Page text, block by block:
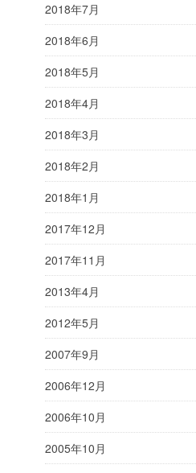
2018年7月
2018年6月
2018年5月
2018年4月
2018年3月
2018年2月
2018年1月
2017年12月
2017年11月
2013年4月
2012年5月
2007年9月
2006年12月
2006年10月
2005年10月